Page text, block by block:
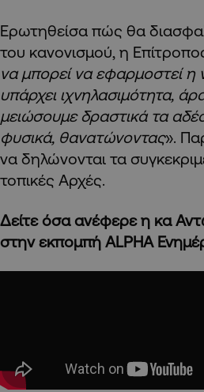
Ερωτηθείσα πώς θα
του κανονισμού, η
να μπορεί να εφαρμοστεί η
υπάρχει ιχνηλασιμότητα,
μειώσουμε δραστικά τα
φυσικά, θανατώνοντας».
να δηλώνονται τα
τοπικές Αρχές.
Δείτε όσα ανέφερε η κα
στην εκπομπή ALPHA